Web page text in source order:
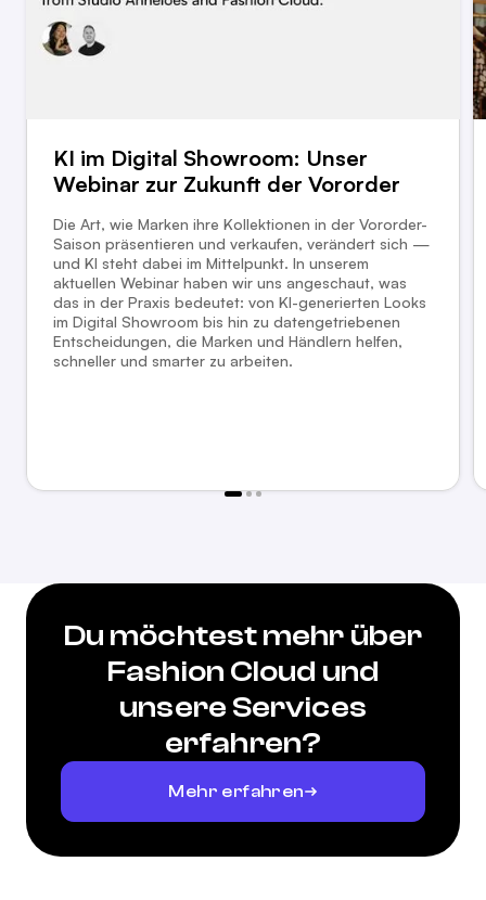
KI im Digital Showroom: Unser
Webinar zur Zukunft der Vororder
Die Art, wie Marken ihre Kollektionen in der Vororder-
Saison präsentieren und verkaufen, verändert sich —
und KI steht dabei im Mittelpunkt. In unserem
aktuellen Webinar haben wir uns angeschaut, was
das in der Praxis bedeutet: von KI-generierten Looks
im Digital Showroom bis hin zu datengetriebenen
Entscheidungen, die Marken und Händlern helfen,
schneller und smarter zu arbeiten.
Du möchtest mehr über
Fashion Cloud und
unsere Services
erfahren?
Mehr erfahren